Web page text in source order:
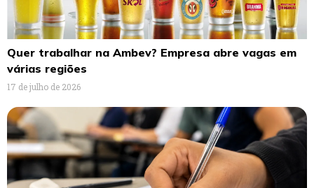
Quer trabalhar na Ambev? Empresa abre vagas em
várias regiões
17 de julho de 2026